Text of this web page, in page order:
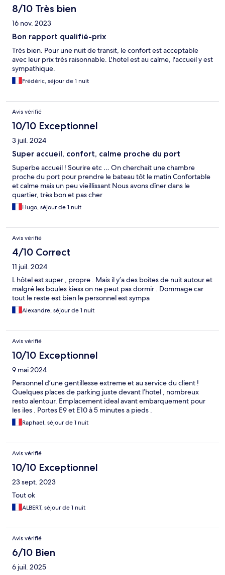
8/10 Très bien
16 nov. 2023
Bon rapport qualifié-prix
Très bien. Pour une nuit de transit, le confort est acceptable
avec leur prix très raisonnable. L'hotel est au calme, l'accueil y est
sympathique.
Frédéric, séjour de 1 nuit
Avis vérifié
10/10 Exceptionnel
3 juil. 2024
Super accueil, confort, calme proche du port
Superbe accueil ! Sourire etc … On cherchait une chambre
proche du port pour prendre le bateau tôt le matin Confortable
et calme mais un peu vieillissant Nous avons dîner dans le
quartier, très bon et pas cher
Hugo, séjour de 1 nuit
Avis vérifié
4/10 Correct
11 juil. 2024
L hôtel est super , propre . Mais il y’a des boites de nuit autour et
malgré les boules kiess on ne peut pas dormir . Dommage car
tout le reste est bien le personnel est sympa
Alexandre, séjour de 1 nuit
Avis vérifié
10/10 Exceptionnel
9 mai 2024
Personnel d’une gentillesse extreme et au service du client !
Quelques places de parking juste devant l’hotel , nombreux
resto alentour. Emplacement ideal avant embarquement pour
les iles . Portes E9 et E10 à 5 minutes a pieds .
Raphael, séjour de 1 nuit
Avis vérifié
10/10 Exceptionnel
23 sept. 2023
Tout ok
ALBERT, séjour de 1 nuit
Avis vérifié
6/10 Bien
6 juil. 2025